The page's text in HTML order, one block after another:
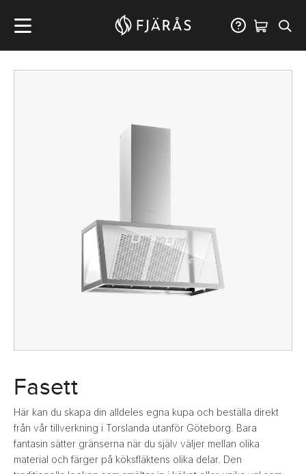
Fasett
Här kan du skapa din alldeles egna kupa och beställa direkt
från vår tillverkning i Torslanda utanför Göteborg. Bara
fantasin sätter gränserna när du själv väljer mellan olika
material och färger på köksfläktens olika delar. Den